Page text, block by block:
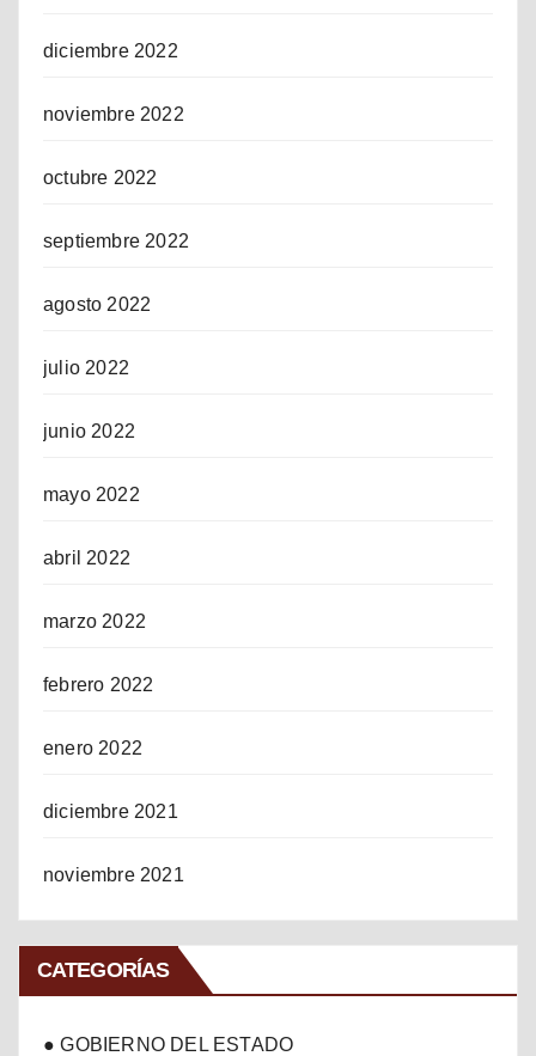
diciembre 2022
noviembre 2022
octubre 2022
septiembre 2022
agosto 2022
julio 2022
junio 2022
mayo 2022
abril 2022
marzo 2022
febrero 2022
enero 2022
diciembre 2021
noviembre 2021
CATEGORÍAS
● GOBIERNO DEL ESTADO